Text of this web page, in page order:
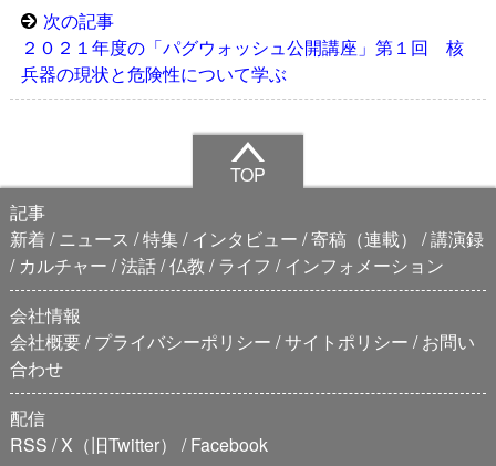
次の記事
２０２１年度の「パグウォッシュ公開講座」第１回 核
兵器の現状と危険性について学ぶ
TOP
記事
新着
ニュース 特集 インタビュー 寄稿（連載）
講演録
カルチャー 法話 仏教 ライフ
インフォメーション
会社情報
会社概要 プライバシーポリシー サイトポリシー
お問い
合わせ
配信
RSS
X（旧Twitter） Facebook